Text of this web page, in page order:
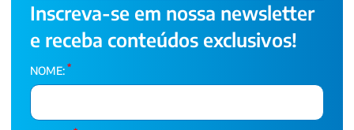
Inscreva-se em nossa newsletter
e receba conteúdos exclusivos!
NOME: *